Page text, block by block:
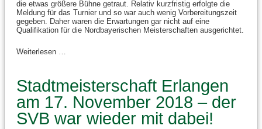
die etwas größere Bühne getraut. Relativ kurzfristig erfolgte die
Meldung für das Turnier und so war auch wenig Vorbereitungszeit
gegeben. Daher waren die Erwartungen gar nicht auf eine
Qualifikation für die Nordbayerischen Meisterschaften ausgerichtet.
Weiterlesen …
Stadtmeisterschaft Erlangen
am 17. November 2018 – der
SVB war wieder mit dabei!